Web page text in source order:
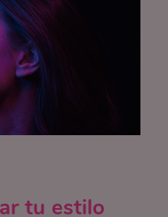
tu estilo